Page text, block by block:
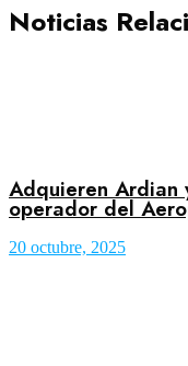
Noticias
Adquieren
operador del
20 octubre, 2025